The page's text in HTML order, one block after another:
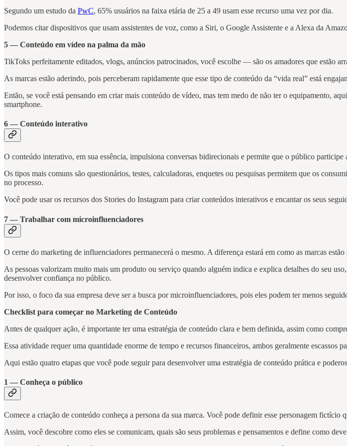
Segundo um estudo da PwC, 65% usuários na faixa etária de 25 a 49 usam esse recurso uma vez por dia.
Podemos citar dispositivos que usam assistentes de voz, como a Siri, o Google Assistente e a Alexa da
5 — Conteúdo em vídeo na palma da mão
TikToks perfeitamente editados, vlogs, anúncios patrocinados, você escolhe — são os amadores que estão
As marcas estão aderindo, pois perceberam rapidamente que esse tipo de conteúdo da “vida real” está
Então, se você está pensando em criar mais conteúdo de vídeo, mas tem medo de não ter o equipamento,
smartphone.
6 — Conteúdo interativo
O conteúdo interativo, em sua essência, impulsiona conversas bidirecionais e permite que o público participe
Os tipos mais comuns são questionários, testes, calculadoras, enquetes ou pesquisas permitem que os
no processo.
Você pode usar os recursos dos Stories do Instagram para criar conteúdos interativos e encantar os seus
7 — Trabalhar com microinfluenciadores
O cerne do marketing de influenciadores permanecerá o mesmo. A diferença estará em como as marcas
As pessoas valorizam muito mais um produto ou serviço quando alguém indica e explica detalhes do seu
desenvolver confiança no público.
Por isso, o foco da sua empresa deve ser a busca por microinfluenciadores, pois eles podem ter menos
Checklist para começar no Marketing de Conteúdo
Antes de qualquer ação, é importante ter uma estratégia de conteúdo clara e bem definida, assim como
Essa atividade requer uma quantidade enorme de tempo e recursos financeiros, ambos geralmente escassos
Aqui estão quatro etapas que você pode seguir para desenvolver uma estratégia de conteúdo prática e
1 — Conheça o público
Comece a criação de conteúdo conheça a persona da sua marca. Você pode definir esse personagem
Assim, você descobre como eles se comunicam, quais são seus problemas e pensamentos e define como